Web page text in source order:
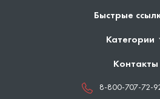
Быстрые
Категории
Контакты
8-800-707-72-